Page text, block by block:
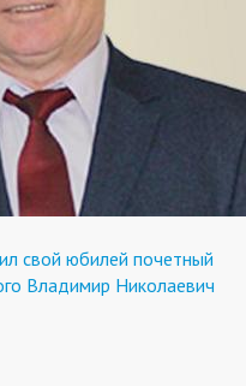
свой юбилей почетный
Владимир Николаевич